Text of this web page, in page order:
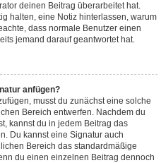
deinen Beitrag überarbeitet hat.
halten, eine Notiz hinterlassen, warum
dass normale Benutzer einen
jemand darauf geantwortet hat.
anfügen?
musst du zunächst eine solche
Bereich entwerfen. Nachdem du
kannst du in jedem Beitrag das
Du kannst eine Signatur auch
Bereich das standardmäßige
du einen einzelnen Beitrag dennoch